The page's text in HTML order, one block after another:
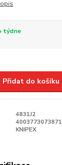
týdne
Přidat do košíku
4831J2
4003773073871
KNIPEX